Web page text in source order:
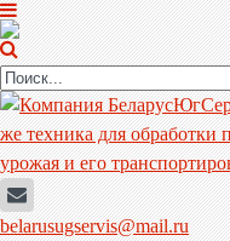
belarusugservis@mail.ru